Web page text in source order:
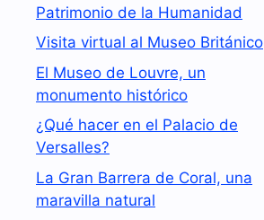
Patrimonio de la Humanidad
Visita virtual al Museo Británico
El Museo de Louvre, un
monumento histórico
¿Qué hacer en el Palacio de
Versalles?
La Gran Barrera de Coral, una
maravilla natural